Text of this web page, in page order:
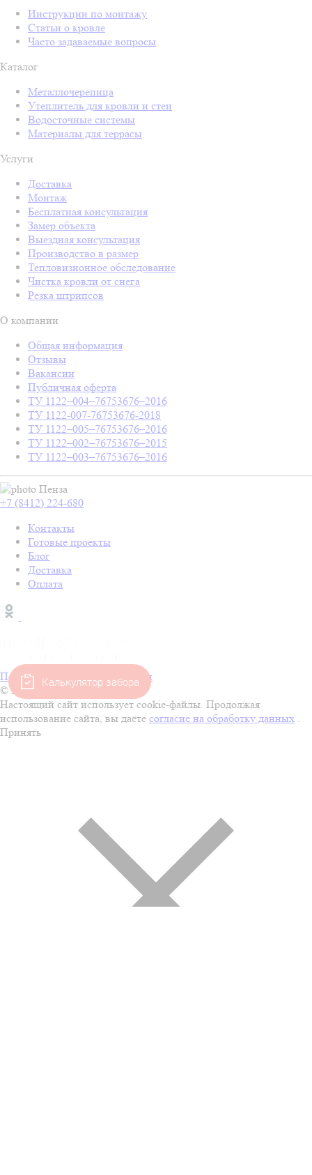
Инструкции по монтажу
Статьи о кровле
Часто задаваемые вопросы
Каталог
Металлочерепица
Утеплитель для кровли и стен
Водосточные системы
Материалы для террасы
Услуги
Доставка
Монтаж
Бесплатная консультация
Замер объекта
Выездная консультация
Производство в размер
Тепловизионное обследование
Чистка кровли от снега
Резка штрипсов
О компании
Общая информация
Отзывы
Вакансии
Публичная оферта
ТУ 1122–004–76753676–2016
ТУ 1122-007-76753676-2018
ТУ 1122–005–76753676–2016
ТУ 1122–002–76753676–2015
ТУ 1122–003–76753676–2016
Пенза
+7 (8412) 224-680
Контакты
Готовые проекты
Блог
Доставка
Оплата
Политика конфиденциальности
© 2001–2026 Покрофф
Настоящий сайт использует cookie-файлы. Продолжая
использование сайта, вы даёте согласие на обработку данных .
Принять
Калькулятор забора